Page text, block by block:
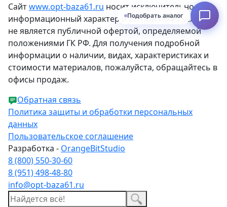
Сайтwww.opt-baza61.ru носит исключительно
информационный характер и ни при каких условиях
не является публичной офертой, определяемой
положениями ГК РФ. Для получения подробной
информации о наличии, видах, характеристиках и
стоимости материалов, пожалуйста, обращайтесь в
офисы продаж.
Обратная связь
Политика защиты и обработки персональных
данных
Пользовательское соглашение
Разработка - OrangeBitStudio
8 (800) 550-30-60
8 (951) 498-48-80
info@opt-baza61.ru
Подобрать аналог